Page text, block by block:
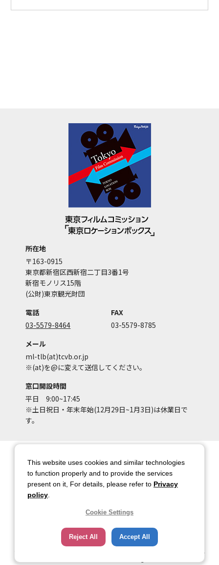
所在地
〒163-0915
東京都新宿区西新宿二丁目3番1号
新宿モノリス15階
(公財)東京観光財団
電話
03-5579-8464
FAX
03-5579-8785
メール
ml-tlb(at)tcvb.or.jp
※(at)を@に変えて送信してください。
窓口開設時間
平日 9:00~17:45
※土日祝日・年末年始(12月29日~1月3日)は休業日で
す。
サイトマップ
サイトポリシー
アカウントポリシー
個人情報保護方針
著作権について
お問い合わせ
都庁総合ページへのリンク
トップページ
Copyright © 2026 TOKYO METROPOLITAN GOVERNMENT Bureau of Industrial
This website uses cookies and similar technologies
to function properly and to provide the services
present on it, For details, please refer to Privacy
policy
Cookie Settings
Reject All Accept All